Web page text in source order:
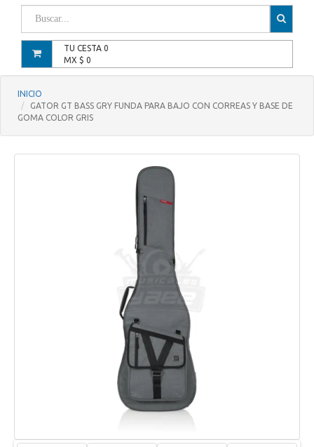
TU CESTA 0
MX $ 0
INICIO
GATOR GT BASS GRY FUNDA PARA BAJO CON CORREAS Y BASE DE
GOMA COLOR GRIS